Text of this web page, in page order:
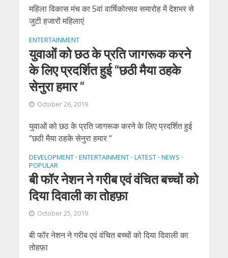
महिला विकास मंच का 5वां वार्षिकोत्‍सव समारोह में देशभर से
जुटी हजारों महिलाएं
ENTERTAINMENT
युवाओं को छठ के प्रति जागरूक करने
के लिए प्रदर्शित हुई “छठी मैया ठहके
सेनुरा हमार “
October 26, 2019
युवाओं को छठ के प्रति जागरूक करने के लिए प्रदर्शित हुई
“छठी मैया ठहके सेनुरा हमार “
DEVELOPMENT • ENTERTAINMENT • LATEST • NEWS •
POPULAR
बी फॉर नेशन ने गरीब एवं वंचित बच्चों को
दिया दिवाली का तोहफ़ा
October 25, 2019
बी फॉर नेशन ने गरीब एवं वंचित बच्चों को दिया दिवाली का
तोहफ़ा